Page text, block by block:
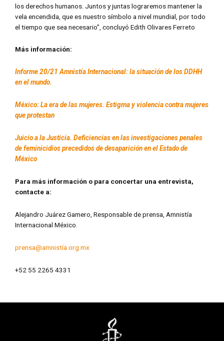
los derechos humanos. Juntos y juntas lograremos mantener la
vela encendida, que es nuestro símbolo a nivel mundial, por todo
el tiempo que sea necesario”, concluyó Edith Olivares Ferreto
Más información:
Informe 20/21 Amnistía Internacional: la situación de los DDHH
en el mundo.
México: La era de las mujeres. Estigma y violencia contra mujeres
que protestan
Juicio a la Justicia. Deficiencias en las investigaciones penales
de feminicidios precedidos de desaparición en el Estado de
México
Para más información o para concertar una entrevista,
contacte a:
Alejandro Juárez Gamero, Responsable de prensa, Amnistía
Internacional México.
prensa@amnistía.org.mx
+52 55 2265 4331